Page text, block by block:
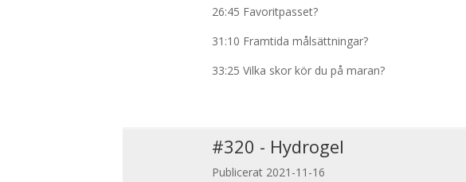
26:45 Favoritpasset?
31:10 Framtida målsättningar?
33:25 Vilka skor kör du på maran?
#320 - Hydrogel
Publicerat 2021-11-16